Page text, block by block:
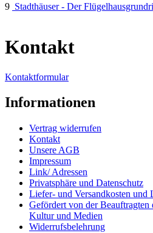
9 Stadthäuser - Der
Kontakt
Kontaktformular
Informationen
Vertrag widerrufen
Kontakt
Unsere AGB
Impressum
Link/ Adressen
Privatsphäre und Datenschutz
Liefer- und Versandkosten und
Gefördert von der
Kultur und Medien
Widerrufsbelehrung